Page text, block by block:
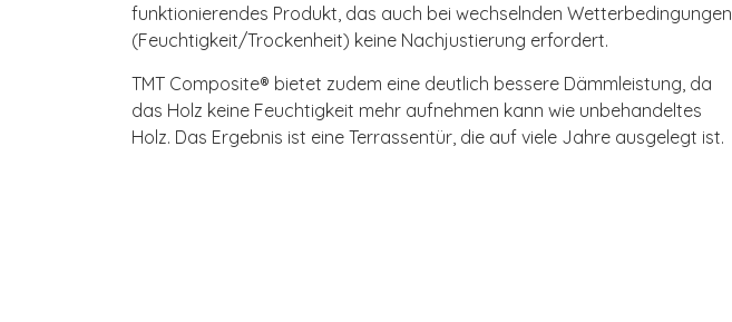
funktionierendes Produkt, das auch bei wechselnden Wetterbedingungen
(Feuchtigkeit/Trockenheit) keine Nachjustierung erfordert.
TMT Composite® bietet zudem eine deutlich bessere Dämmleistung, da
das Holz keine Feuchtigkeit mehr aufnehmen kann wie unbehandeltes
Holz. Das Ergebnis ist eine Terrassentür, die auf viele Jahre ausgelegt ist.